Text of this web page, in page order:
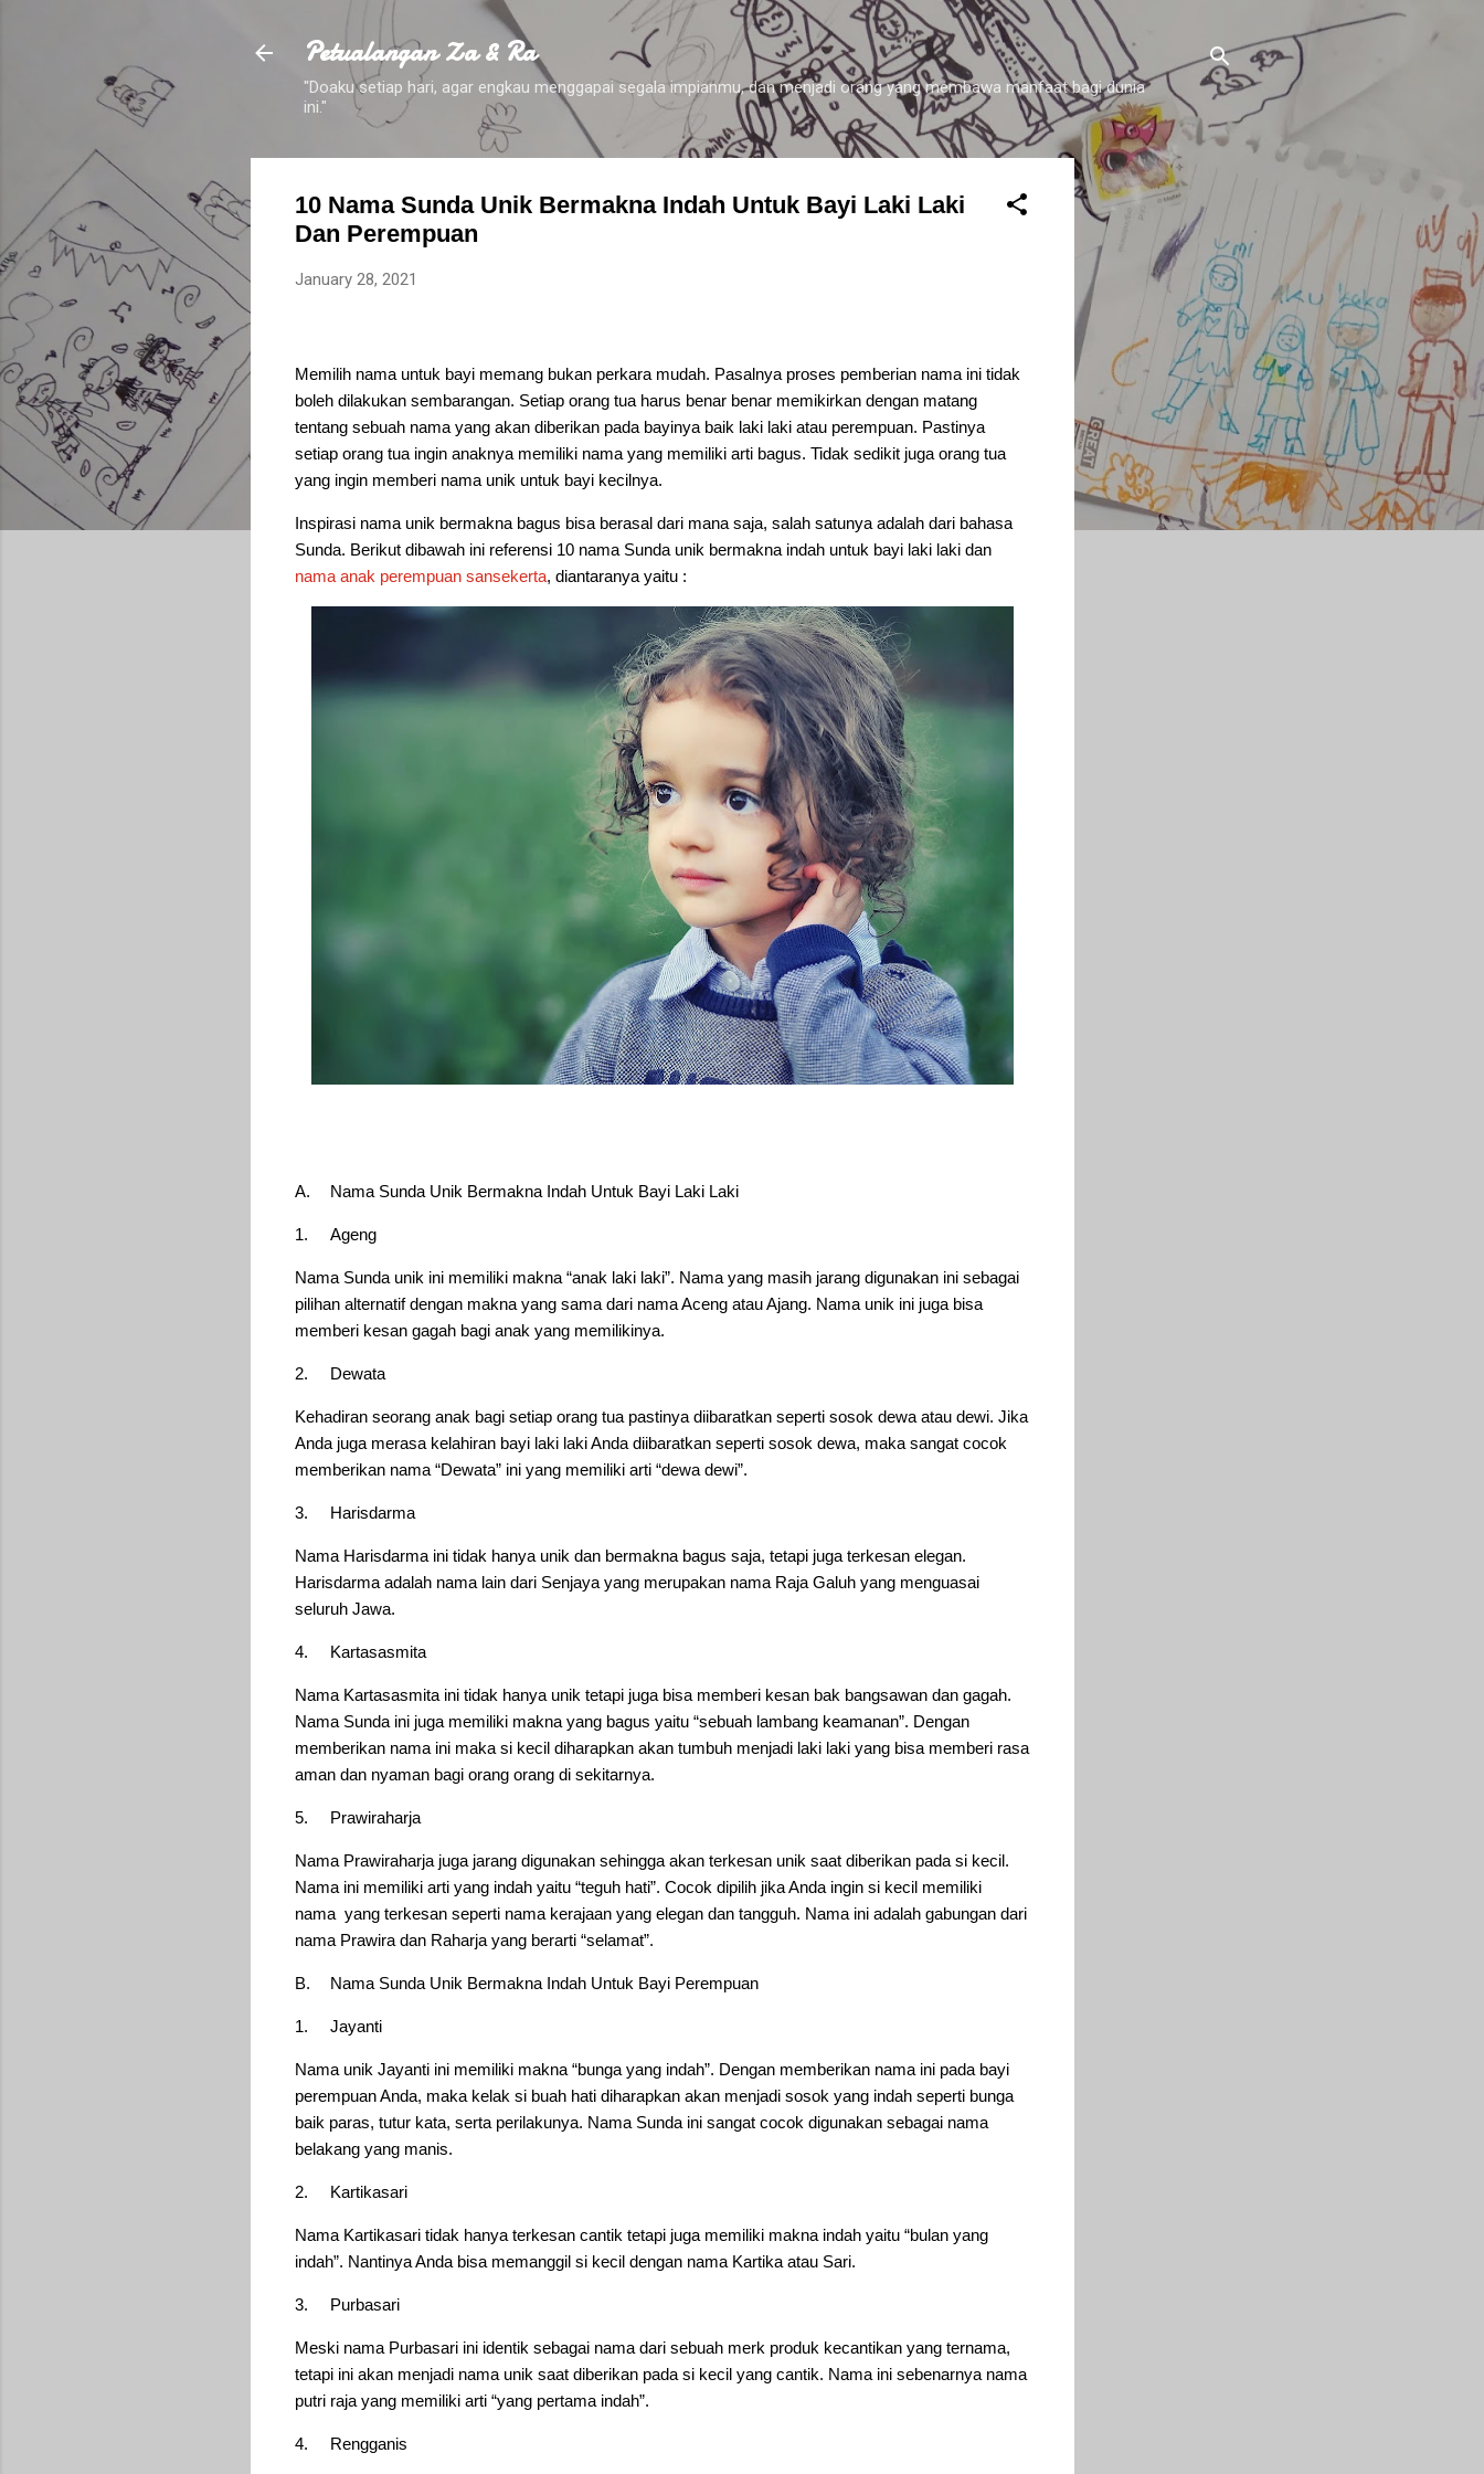
Skip to main content
Petualangan Za & Ra
"Doaku setiap hari, agar engkau menggapai segala impianmu, dan menjadi orang yang membawa manfaat bagi dunia
ini."
10 Nama Sunda Unik Bermakna Indah Untuk Bayi Laki Laki
Dan Perempuan
January 28, 2021
Memilih nama untuk bayi memang bukan perkara mudah. Pasalnya proses pemberian nama ini tidak
boleh dilakukan sembarangan. Setiap orang tua harus benar benar memikirkan dengan matang
tentang sebuah nama yang akan diberikan pada bayinya baik laki laki atau perempuan. Pastinya
setiap orang tua ingin anaknya memiliki nama yang memiliki arti bagus. Tidak sedikit juga orang tua
yang ingin memberi nama unik untuk bayi kecilnya.
Inspirasi nama unik bermakna bagus bisa berasal dari mana saja, salah satunya adalah dari bahasa
Sunda. Berikut dibawah ini referensi 10 nama Sunda unik bermakna indah untuk bayi laki laki dan
nama anak perempuan sansekerta, diantaranya yaitu :
A. Nama Sunda Unik Bermakna Indah Untuk Bayi Laki Laki
1. Ageng
Nama Sunda unik ini memiliki makna “anak laki laki”. Nama yang masih jarang digunakan ini sebagai
pilihan alternatif dengan makna yang sama dari nama Aceng atau Ajang. Nama unik ini juga bisa
memberi kesan gagah bagi anak yang memilikinya.
2. Dewata
Kehadiran seorang anak bagi setiap orang tua pastinya diibaratkan seperti sosok dewa atau dewi. Jika
Anda juga merasa kelahiran bayi laki laki Anda diibaratkan seperti sosok dewa, maka sangat cocok
memberikan nama “Dewata” ini yang memiliki arti “dewa dewi”.
3. Harisdarma
Nama Harisdarma ini tidak hanya unik dan bermakna bagus saja, tetapi juga terkesan elegan.
Harisdarma adalah nama lain dari Senjaya yang merupakan nama Raja Galuh yang menguasai
seluruh Jawa.
4. Kartasasmita
Nama Kartasasmita ini tidak hanya unik tetapi juga bisa memberi kesan bak bangsawan dan gagah.
Nama Sunda ini juga memiliki makna yang bagus yaitu “sebuah lambang keamanan”. Dengan
memberikan nama ini maka si kecil diharapkan akan tumbuh menjadi laki laki yang bisa memberi rasa
aman dan nyaman bagi orang orang di sekitarnya.
5. Prawiraharja
Nama Prawiraharja juga jarang digunakan sehingga akan terkesan unik saat diberikan pada si kecil.
Nama ini memiliki arti yang indah yaitu “teguh hati”. Cocok dipilih jika Anda ingin si kecil memiliki
nama yang terkesan seperti nama kerajaan yang elegan dan tangguh. Nama ini adalah gabungan dari
nama Prawira dan Raharja yang berarti “selamat”.
B. Nama Sunda Unik Bermakna Indah Untuk Bayi Perempuan
1. Jayanti
Nama unik Jayanti ini memiliki makna “bunga yang indah”. Dengan memberikan nama ini pada bayi
perempuan Anda, maka kelak si buah hati diharapkan akan menjadi sosok yang indah seperti bunga
baik paras, tutur kata, serta perilakunya. Nama Sunda ini sangat cocok digunakan sebagai nama
belakang yang manis.
2. Kartikasari
Nama Kartikasari tidak hanya terkesan cantik tetapi juga memiliki makna indah yaitu “bulan yang
indah”. Nantinya Anda bisa memanggil si kecil dengan nama Kartika atau Sari.
3. Purbasari
Meski nama Purbasari ini identik sebagai nama dari sebuah merk produk kecantikan yang ternama,
tetapi ini akan menjadi nama unik saat diberikan pada si kecil yang cantik. Nama ini sebenarnya nama
putri raja yang memiliki arti “yang pertama indah”.
4. Rengganis